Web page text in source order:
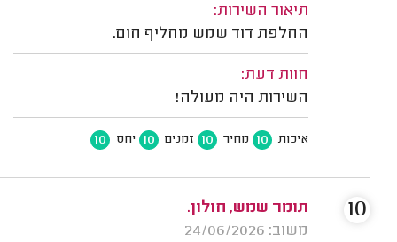
תיאור השירות:
החלפת דוד שמש מחליף חום.
חוות דעת:
השירות היה מעולה!
איכות 10 מחיר 10 זמנים 10 יחס 10
תומר שמש, חולון.
משוב: 24/06/2026
10